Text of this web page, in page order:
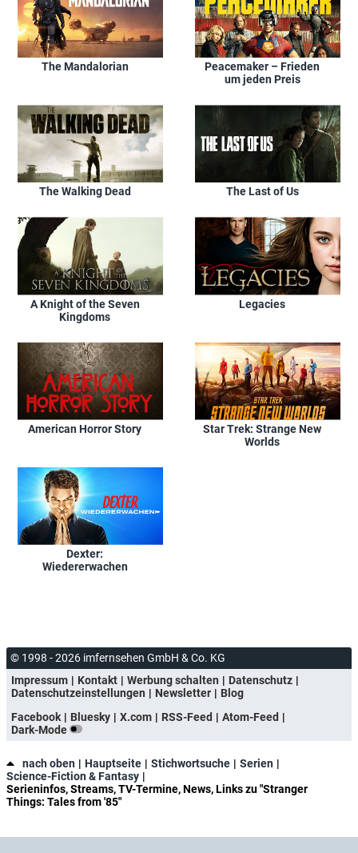
The Mandalorian
Peacemaker – Frieden
um jeden Preis
The Walking Dead The Last of Us
A Knight of the Seven
Kingdoms
Legacies
American Horror Story
Star Trek: Strange New
Worlds
Dexter:
Wiedererwachen
© 1998 - 2026 imfernsehen GmbH & Co. KG
Impressum
Kontakt Werbung schalten
Datenschutz
Datenschutzeinstellungen
Newsletter
Blog
Facebook
Bluesky X.com RSS-Feed
Atom-Feed
Dark-Mode
nach oben Hauptseite Stichwortsuche
Serien
Science-Fiction & Fantasy
Serieninfos, Streams, TV-Termine, News, Links zu "Stranger
Things: Tales from '85"